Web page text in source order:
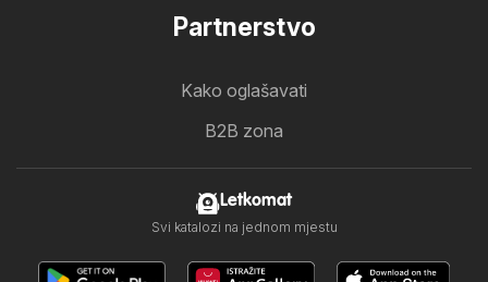
Partnerstvo
Kako oglašavati
B2B zona
Letkomat
Svi katalozi na jednom mjestu